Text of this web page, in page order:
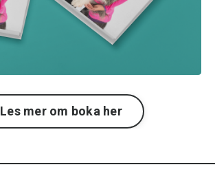
Les mer om boka her